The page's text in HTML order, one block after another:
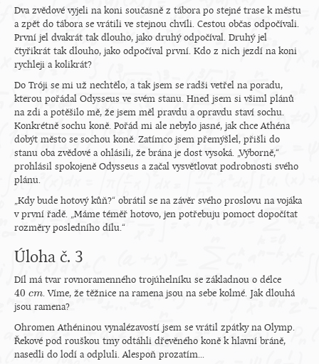
Dva zvědové vyjeli na koni současně z tábora po stejné trase k městu
a zpět do tábora se vrátili ve stejnou chvíli. Cestou občas odpočívali.
První jel dvakrát tak dlouho, jako druhý odpočíval. Druhý jel
čtyřikrát tak dlouho, jako odpočíval první. Kdo z nich jezdí na koni
rychleji a kolikrát?
Do Tróji se mi už nechtělo, a tak jsem se radši vetřel na poradu,
kterou pořádal Odysseus ve svém stanu. Hned jsem si všiml plánů
na zdi a potěšilo mě, že jsem měl pravdu a opravdu staví sochu.
Konkrétně sochu koně. Pořád mi ale nebylo jasné, jak chce Athéna
dobýt město se sochou koně. Zatímco jsem přemýšlel, přišli do
stanu oba zvědové a ohlásili, že brána je dost vysoká. „Výborně,“
prohlásil spokojeně Odysseus a začal vysvětlovat podrobnosti svého
plánu.
„Kdy bude hotový kůň?“ obrátil se na závěr svého proslovu na vojáka
v první řadě. „Máme téměř hotovo, jen potřebuju pomoct dopočítat
rozměry posledního dílu.“
Úloha č. 3
Díl má tvar rovnoramenného trojúhelníku se základnou o délce
40 cm
40 cm . Víme, že těžnice na ramena jsou na sebe kolmé. Jak dlouhá
jsou ramena?
Ohromen Athéninou vynalézavostí jsem se vrátil zpátky na Olymp.
Řekové pod rouškou tmy odtáhli dřevěného koně k hlavní bráně,
nasedli do lodí a odpluli. Alespoň prozatím...